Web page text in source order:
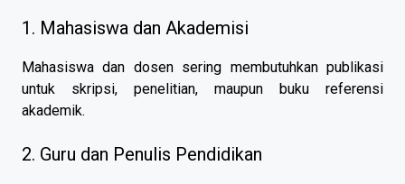
1. Mahasiswa dan Akademisi
Mahasiswa dan dosen sering membutuhkan publikasi
untuk skripsi, penelitian, maupun buku referensi
akademik.
2. Guru dan Penulis Pendidikan